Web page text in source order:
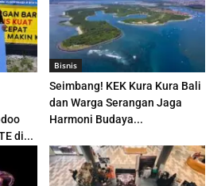
di...
Bisnis
Seimbang! KEK Kura Kura Bali
dan Warga Serangan Jaga
Harmoni Budaya...